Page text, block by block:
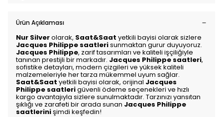
Ürün Açıklaması
Nur Silverolarak, Saat&Saat yetkili bayisi olarak sizlere
Jacques Philippe saatlerisunmaktan gurur duyuyoruz.
Jacques Philippe, zarif tasarımları ve kaliteli işçiliğiyle
tanınan prestijli bir markadır. Jacques Philippe saatleri,
sofistike detayları, modern çizgileri ve yüksek kaliteli
malzemeleriyle her tarza mükemmel uyum sağlar.
Saat&Saat yetkili bayisi olarak, orijinal Jacques
Philippe saatlerigüvenli ödeme seçenekleri ve hızlı
kargo avantajıyla sizlere sunulmaktadır. Tarzınızı yansıtan
şıklığı ve zarafeti bir arada sunan Jacques Philippe
saatlerinişimdi keşfedin!